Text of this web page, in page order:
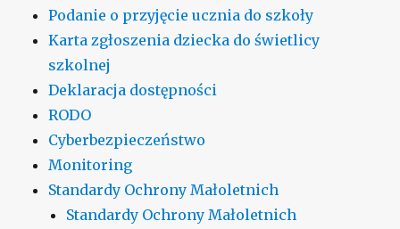
Podanie o przyjęcie ucznia do szkoły
Karta zgłoszenia dziecka do świetlicy
szkolnej
Deklaracja dostępności
RODO
Cyberbezpieczeństwo
Monitoring
Standardy Ochrony Małoletnich
Standardy Ochrony Małoletnich